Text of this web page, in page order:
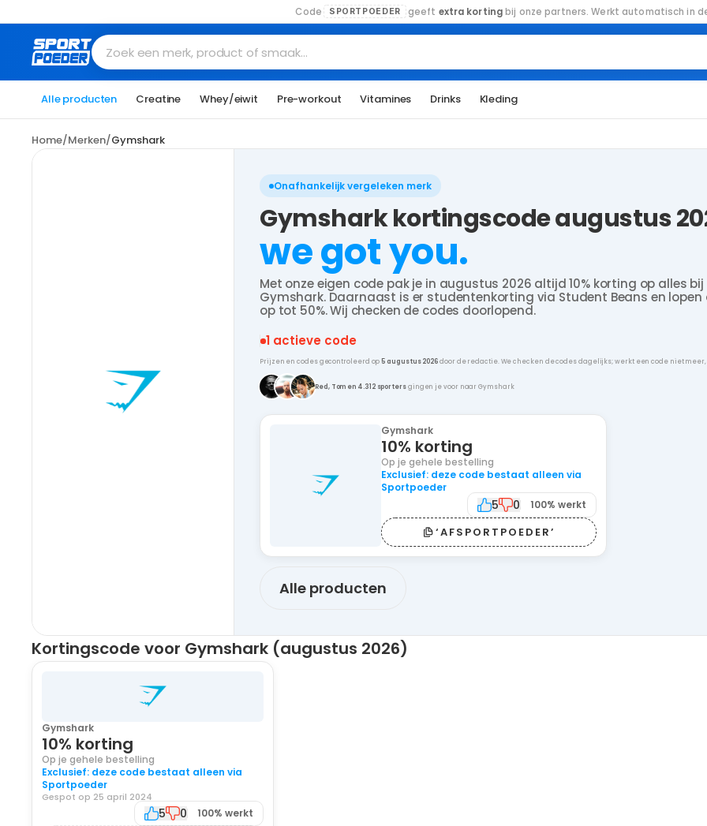
Code SPORTPOEDER geeft extra kortingbij onze partners. Werkt automatisch in
Zoek een merk, product of smaak…
Alle producten Creatine Whey/eiwit Pre-workout Vitamines Drinks Kleding
Home/Merken/Gymshark
Onafhankelijk vergeleken merk
Gymshark kortingscode augustus
we got you.
Met onze eigen code pak je in augustus 2026 altijd 10% korting op alles bij
Gymshark. Daarnaast is er studentenkorting via Student Beans en lopen
op tot 50%. Wij checken de codes doorlopend.
1 actieve code
Prijzen en codes gecontroleerd op5 augustus 2026door de redactie. We checken de codes dagelijks; werkt een code niet
Red, Tom en 4.312 sportersgingen je voor naar Gymshark
Gymshark
10% korting
Op je gehele bestelling
Exclusief: deze code bestaat alleen via
Sportpoeder
5 0 100% werkt
‘AFSPORTPOEDER’
Alle producten
Kortingscode voor Gymshark (augustus 2026)
Gymshark
10% korting
Op je gehele bestelling
Exclusief: deze code bestaat alleen via
Sportpoeder
Gespot op 25 april 2024
5 0 100% werkt